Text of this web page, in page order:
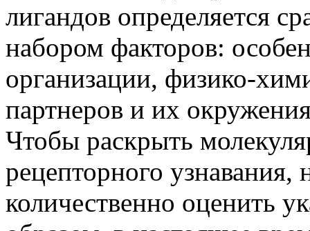
лигандов определяется
набором факторов:
организации, физико-
партнеров и их
Чтобы раскрыть
рецепторного
количественно оценить